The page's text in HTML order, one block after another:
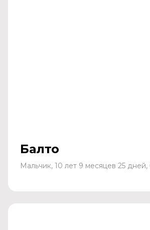
Балто
Мальчик, 10 лет 9 месяцев 25